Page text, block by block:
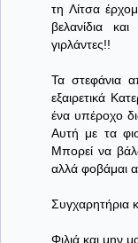
τη Λίτσα
βελανίδια
γιρλάντες!!
Τα στεφάνια
εξαιρετικά
ένα υπέροχο
Αυτή με τα
Μπορεί να
αλλά φοβάμαι
Συγχαρητήρια
Φιλιά και μην